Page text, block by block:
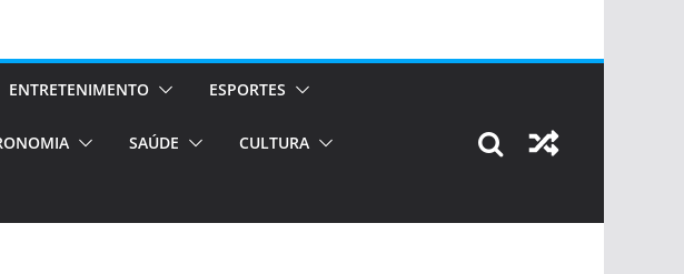
ENTRETENIMENTO ESPORTES
SAÚDE CULTURA